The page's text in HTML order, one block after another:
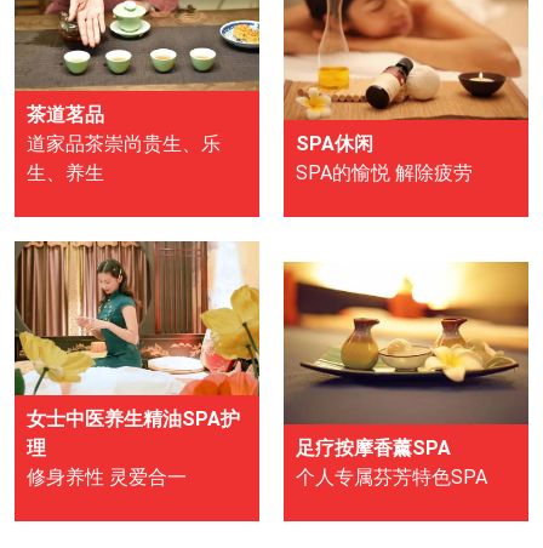
茶道茗品
道家品茶崇尚贵生、乐
生、养生
SPA休闲
SPA的愉悦 解除疲劳
女士中医养生精油SPA护
理
修身养性 灵爱合一
足疗按摩香薰SPA
个人专属芬芳特色SPA